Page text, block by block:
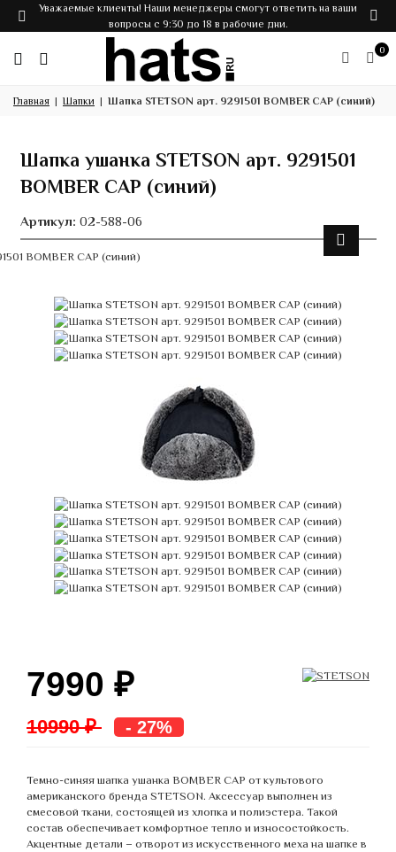
Уважаемые клиенты! Наши менеджеры смогут ответить на ваши
вопросы с 9:30 до 18 в рабочие дни.
0
Главная Шапки Шапка STETSON арт. 9291501 BOMBER CAP (синий)
Шапка ушанка STETSON арт. 9291501
BOMBER CAP (синий)
Артикул: 02-588-06
7990 ₽
10990 ₽ - 27%
Темно-синяя шапка ушанка BOMBER CAP от культового
американского бренда STETSON. Аксессуар выполнен из
смесовой ткани, состоящей из хлопка и полиэстера. Такой
состав обеспечивает комфортное тепло и износостойкость.
Акцентные детали – отворот из искусственного меха на шапке в